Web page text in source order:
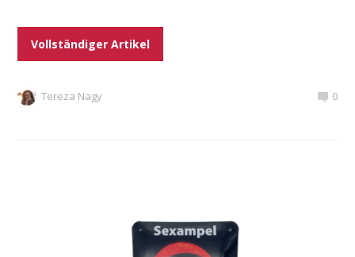
Vollständiger Artikel
Tereza Nagy 0